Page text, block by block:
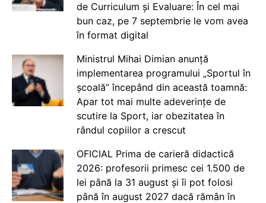
de Curriculum și Evaluare: În cel mai
bun caz, pe 7 septembrie le vom avea
în format digital
Ministrul Mihai Dimian anunță
implementarea programului „Sportul în
școală” începând din această toamnă:
Apar tot mai multe adeverințe de
scutire la Sport, iar obezitatea în
rândul copiilor a crescut
OFICIAL Prima de carieră didactică
2026: profesorii primesc cei 1.500 de
lei până la 31 august și îi pot folosi
până în august 2027 dacă rămân în